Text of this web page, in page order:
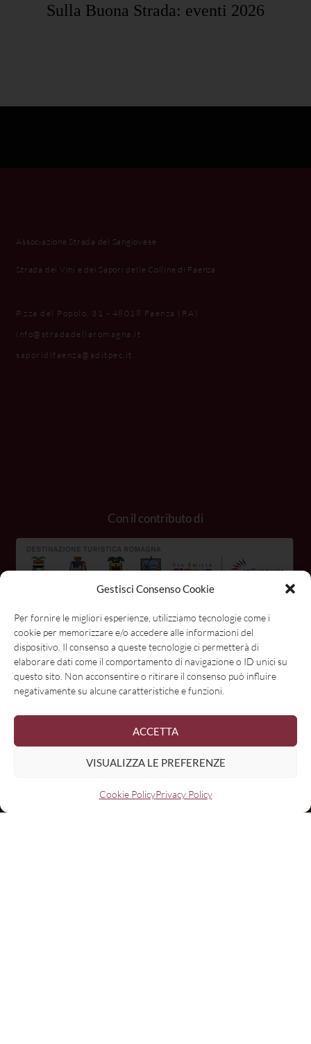
Gestisci Consenso Cookie
Per fornire le migliori esperienze, utilizziamo tecnologie come i
cookie per memorizzare e/o accedere alle informazioni del
dispositivo. Il consenso a queste tecnologie ci permetterà di
elaborare dati come il comportamento di navigazione o ID unici su
questo sito. Non acconsentire o ritirare il consenso può influire
negativamente su alcune caratteristiche e funzioni.
ACCETTA
VISUALIZZA LE PREFERENZE
Cookie PolicyPrivacy Policy
Sulla Buona Strada: eventi 2026
Associazione Strada del Sangiovese
Strada dei Vini e dei Sapori delle Colline di Faenza
P.zza del Popolo, 31 - 48018 Faenza (RA)
info@stradadellaromagna.it
saporidifaenza@aditpec.it
Con il contributo di